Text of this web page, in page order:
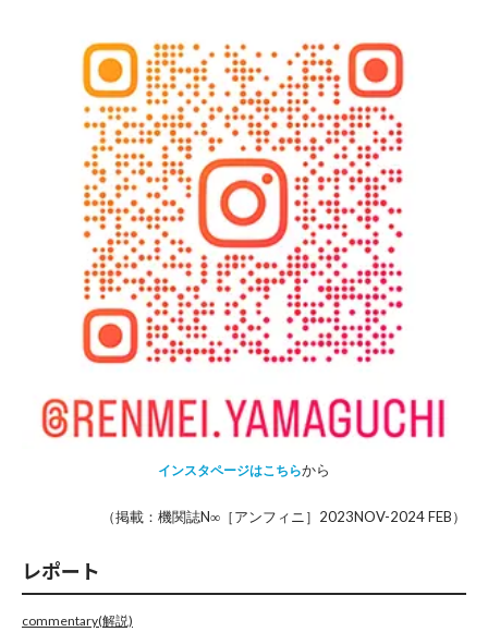
インスタページはこちらから
（掲載：機関誌N∞［アンフィニ］2023NOV-2024 FEB）
レポート
commentary(解説)